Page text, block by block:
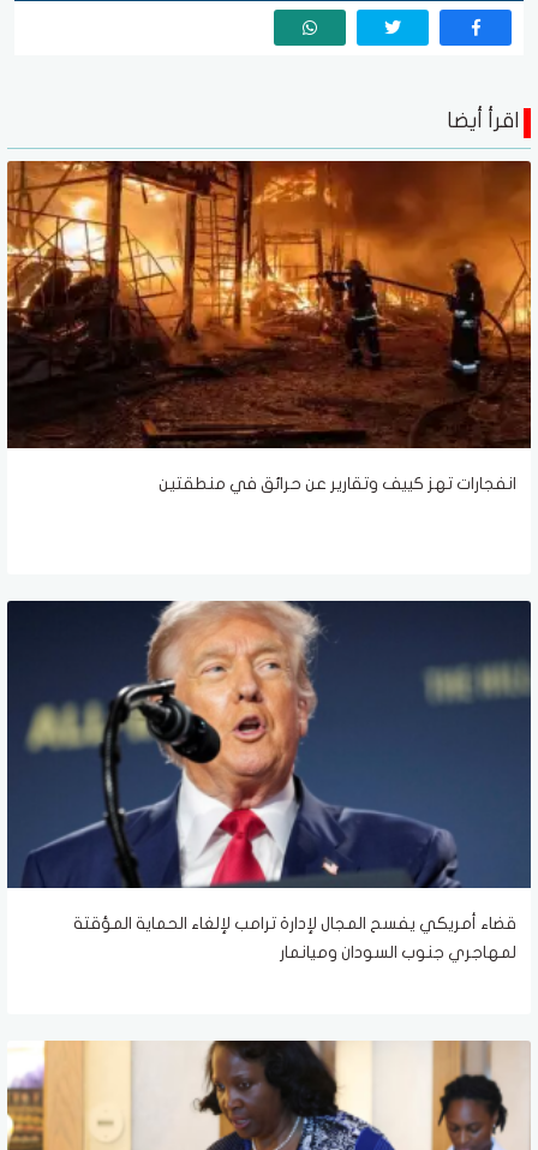
اقرأ أيضا
انفجارات تهز كييف وتقارير عن حرائق في منطقتين
قضاء أمريكي يفسح المجال لإدارة ترامب لإلغاء الحماية المؤقتة
لمهاجري جنوب السودان وميانمار